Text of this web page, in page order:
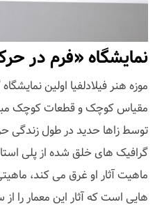
نمایشگاه «فرم در
موزه هنر فیلادلفیا اولین
مقیاس کوچک و قطعات کوچک
توسط زاها حدید در طول زندگی
گرافیک های خلق شده از پلی
ماهیت آثار او غرق می کند،
هایی است که آثار این معمار را